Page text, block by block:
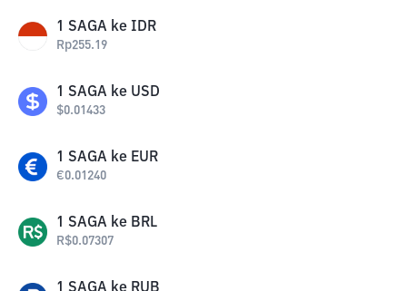
1 SAGA ke IDR
Rp255.19
1 SAGA ke USD
$0.01433
1 SAGA ke EUR
€0.01240
1 SAGA ke BRL
R$0.07307